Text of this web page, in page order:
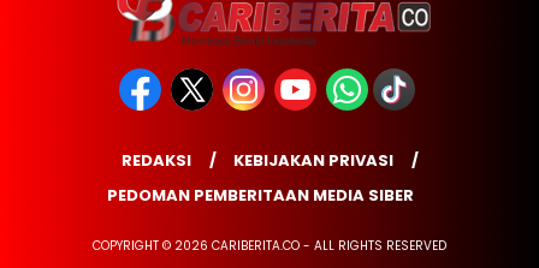
REDAKSI
KEBIJAKAN PRIVASI
PEDOMAN PEMBERITAAN MEDIA SIBER
COPYRIGHT © 2026 CARIBERITA.CO - ALL RIGHTS RESERVED